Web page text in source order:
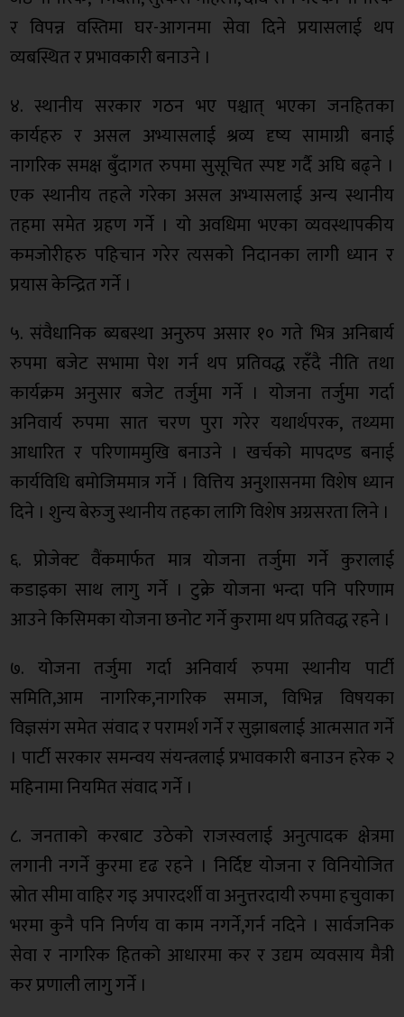
र विपन्न वस्तिमा घर-आगनमा सेवा दिने प्रयासलाई थप
व्यबस्थित र प्रभावकारी बनाउने ।
४. स्थानीय सरकार गठन भए पश्चात् भएका जनहितका
कार्यहरु र असल अभ्यासलाई श्रव्य दृष्य सामाग्री बनाई
नागरिक समक्ष बुँदागत रुपमा सुसूचित स्पष्ट गर्दै अघि बढ्ने ।
एक स्थानीय तहले गरेका असल अभ्यासलाई अन्य स्थानीय
तहमा समेत ग्रहण गर्ने । यो अवधिमा भएका व्यवस्थापकीय
कमजोरीहरु पहिचान गरेर त्यसको निदानका लागी ध्यान र
प्रयास केन्द्रित गर्ने ।
५. संवैधानिक ब्यबस्था अनुरुप असार १० गते भित्र अनिबार्य
रुपमा बजेट सभामा पेश गर्न थप प्रतिवद्ध रहँदै नीति तथा
कार्यक्रम अनुसार बजेट तर्जुमा गर्ने । योजना तर्जुमा गर्दा
अनिवार्य रुपमा सात चरण पुरा गरेर यथार्थपरक, तथ्यमा
आधारित र परिणाममुखि बनाउने । खर्चको मापदण्ड बनाई
कार्यविधि बमोजिममात्र गर्ने । वित्तिय अनुशासनमा विशेष ध्यान
दिने । शुन्य बेरुजु स्थानीय तहका लागि विशेष अग्रसरता लिने ।
६. प्रोजेक्ट वैंकमार्फत मात्र योजना तर्जुमा गर्ने कुरालाई
कडाइका साथ लागु गर्ने । टुक्रे योजना भन्दा पनि परिणाम
आउने किसिमका योजना छनोट गर्ने कुरामा थप प्रतिवद्ध रहने ।
७. योजना तर्जुमा गर्दा अनिवार्य रुपमा स्थानीय पार्टी
समिति,आम नागरिक,नागरिक समाज, विभिन्न विषयका
विज्ञसंग समेत संवाद र परामर्श गर्ने र सुझाबलाई आत्मसात गर्ने
। पार्टी सरकार समन्वय संयन्त्रलाई प्रभावकारी बनाउन हरेक २
महिनामा नियमित संवाद गर्ने ।
८. जनताको करबाट उठेको राजस्वलाई अनुत्पादक क्षेत्रमा
लगानी नगर्ने कुरमा दृढ रहने । निर्दिष्ट योजना र विनियोजित
स्रोत सीमा वाहिर गइ अपारदर्शी वा अनुत्तरदायी रुपमा हचुवाका
भरमा कुनै पनि निर्णय वा काम नगर्ने,गर्न नदिने । सार्वजनिक
सेवा र नागरिक हितको आधारमा कर र उद्यम व्यवसाय मैत्री
कर प्रणाली लागु गर्ने ।